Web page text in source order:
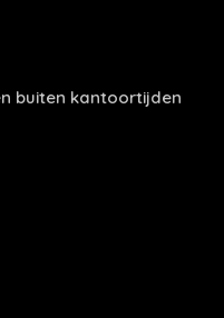
buiten kantoortijden